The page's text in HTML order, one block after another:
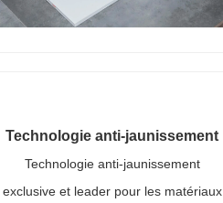
Technologie anti-jaunissement
Technologie anti-jaunissement
exclusive et leader pour les matériaux